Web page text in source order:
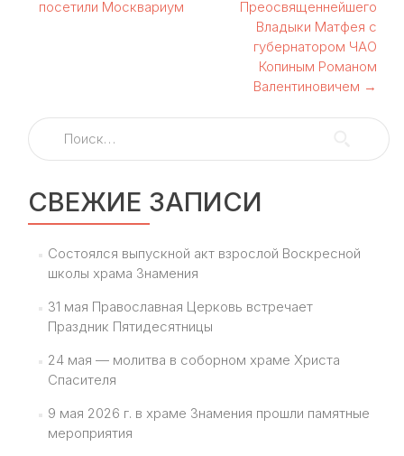
посетили Москвариум
Преосвященнейшего
Владыки Матфея с
губернатором ЧАО
Копиным Романом
Валентиновичем →
Найти:
СВЕЖИЕ ЗАПИСИ
Состоялся выпускной акт взрослой Воскресной
школы храма Знамения
31 мая Православная Церковь встречает
Праздник Пятидесятницы
24 мая — молитва в соборном храме Христа
Спасителя
9 мая 2026 г. в храме Знамения прошли памятные
мероприятия